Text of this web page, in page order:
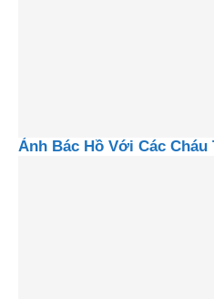
Ảnh Bác Hồ Với Các Cháu